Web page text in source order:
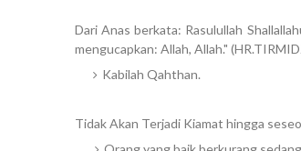
Dari Anas berkata: Rasulullah
mengucapkan: Allah, Allah."
Kabilah Qahthan.
Tidak Akan Terjadi Kiamat hingga